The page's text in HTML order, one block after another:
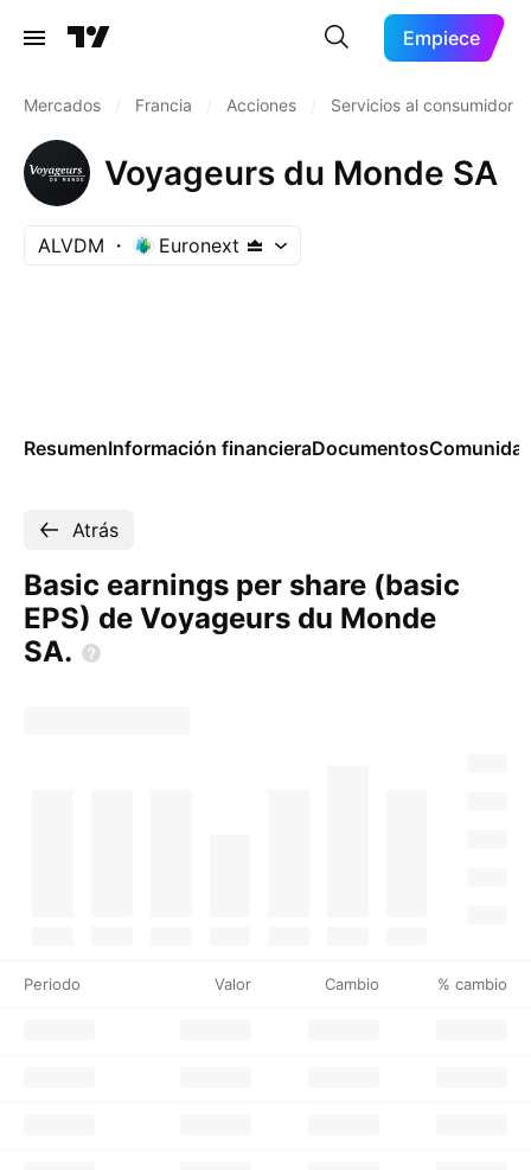
Empiece
Mercados Francia Acciones Servicios al consumidor
Voyageurs du Monde SA
ALVDM Euronext
ResumenInformación financieraDocumentos
Atrás
Basic earnings per share (basic
EPS) de Voyageurs du Monde
SA.
Periodo Valor Cambio % cambio